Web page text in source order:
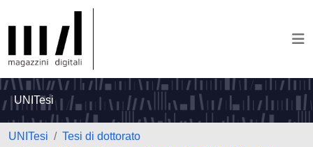
UNITesi
UNITesi
Tesi di dottorato